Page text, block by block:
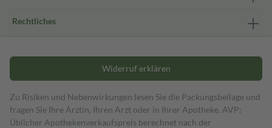
Rechtliches
Widerruf erklären
Zu Risiken und Nebenwirkungen lesen Sie die Packungsbeilage und
fragen Sie Ihre Ärztin, Ihren Arzt oder in Ihrer Apotheke. AVP:
Üblicher Apothekenverkaufspreis berechnet nach der